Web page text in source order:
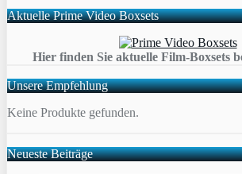
Aktuelle Prime Video Boxsets
Hier finden Sie aktuelle Film-Boxsets
Unsere Empfehlung
Keine Produkte gefunden.
Neueste Beiträge